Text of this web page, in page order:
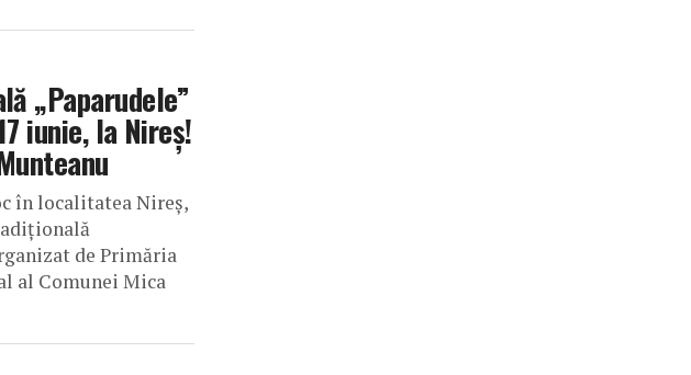
„Paparudele”
iunie, la Nireș!
în localitatea Nireș,
de Primăria
al Comunei Mica